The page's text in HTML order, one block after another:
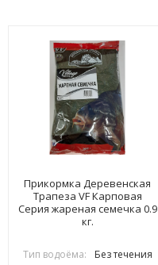
Прикормка Деревенская
Трапеза VF Карповая
Серия жареная семечка 0.9
кг.
Тип водоёма:
Без течения